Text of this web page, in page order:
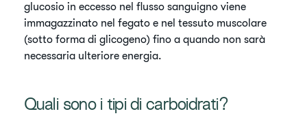
glucosio in eccesso nel flusso sanguigno viene
immagazzinato nel fegato e nel tessuto muscolare
(sotto forma di glicogeno) fino a quando non sarà
necessaria ulteriore energia.
​Quali sono i tipi di carboidrati?